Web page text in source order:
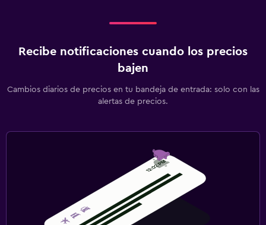
Recibe notificaciones cuando los precios
bajen
Cambios diarios de precios en tu bandeja de entrada: solo con las
alertas de precios.